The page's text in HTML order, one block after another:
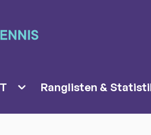
Ranglisten &